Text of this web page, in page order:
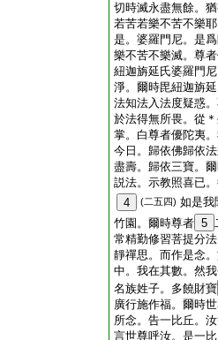
切時滅永盡無餘。
若苦若樂不苦不樂
是。婆羅門尼。是
樂不苦不樂滅。尊
紐迦旃延氏婆羅門
淨。爾時毘紐迦旃
法知法入法度疑惑
於法得無所畏。從
掌。白尊者優陀夷
今日。歸依佛歸依
盡壽。歸依三寶。
説法。示教照喜已
4
(二五四) 如是我
竹園。爾時尊者 5
常精勤修習菩提分
靜禪思。而作是念
中。我在其數。然
名族姓子。多饒財寶
廣行施作福。爾時
所念。告一比丘。
言世尊呼汝。是一